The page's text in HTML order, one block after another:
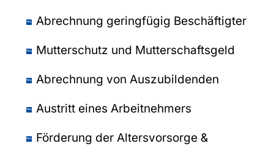
Abrechnung geringfügig Beschäftigter
Mutterschutz und Mutterschaftsgeld
Abrechnung von Auszubildenden
Austritt eines Arbeitnehmers
Förderung der Altersvorsorge &